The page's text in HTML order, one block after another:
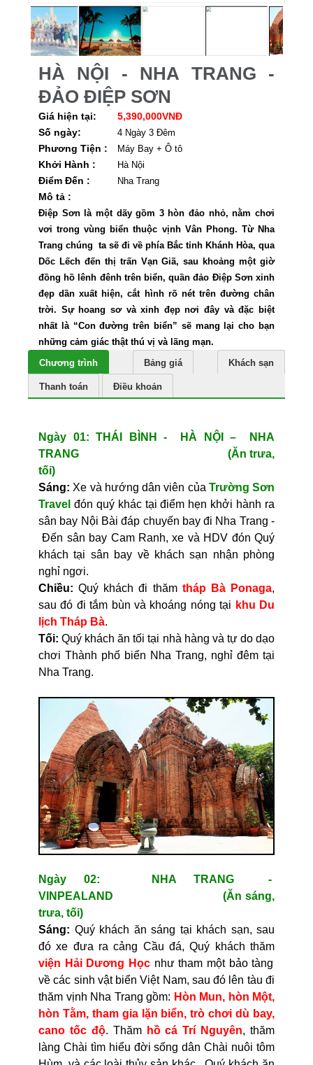
HÀ NỘI - NHA TRANG -
ĐẢO ĐIỆP SƠN
Giá hiện tại:
5,390,000VNĐ
Số ngày:
4 Ngày 3 Đêm
Phương Tiện : Máy Bay + Ô tô
Khởi Hành : Hà Nội
Điểm Đến : Nha Trang
Mô tả :
Điệp Sơn là một dãy gồm 3 hòn đảo nhỏ, nằm chơi
vơi trong vùng biển thuộc vịnh Vân Phong. Từ Nha
Trang chúng ta sẽ đi về phía Bắc tỉnh Khánh Hòa, qua
Dốc Lếch đến thị trấn Vạn Giã, sau khoảng một giờ
đồng hồ lênh đênh trên biển, quần đảo Điệp Sơn xinh
đẹp dần xuất hiện, cắt hình rõ nét trên đường chân
trời. Sự hoang sơ và xinh đẹp nơi đây và đặc biệt
nhất là “Con đường trên biển” sẽ mang lại cho bạn
những cảm giác thật thú vị và lãng mạn.
Chương trình
Bảng giá Khách sạn
Thanh toán Điều khoản
Ngày 01: THÁI BÌNH - HÀ NỘI – NHA
TRANG (Ăn trưa,
tối)
Sáng: Xe và hướng dân viên của Trường Sơn
Travel đón quý khác tại điểm hẹn khởi hành ra
sân bay Nội Bài đáp chuyến bay đi Nha Trang -
Đến sân bay Cam Ranh, xe và HDV đón Quý
khách tại sân bay về khách sạn nhận phòng
nghỉ ngơi.
Chiều: Quý khách đi thămtháp Bà Ponaga,
sau đó đi tắm bùn và khoáng nóng tại khu Du
lịch Tháp Bà.
Tối: Quý khách ăn tối tại nhà hàng và tự do dạo
chơi Thành phố biển Nha Trang, nghỉ đêm tại
Nha Trang.
Ngày 02: NHA TRANG -
VINPEALAND (Ăn sáng,
trưa, tối)
Sáng: Quý khách ăn sáng tại khách sạn, sau
đó xe đưa ra cảng Cầu đá, Quý khách thăm
viện Hải Dương Học như tham một bảo tàng
về các sinh vật biển Việt Nam, sau đó lên tàu đi
thăm vịnh Nha Trang gồm: Hòn Mun, hòn Một,
hòn Tằm, tham gia lặn biển, trò chơi dù bay,
cano tốc độ. Thăm hồ cá Trí Nguyên, thăm
làng Chài tìm hiểu đời sống dân Chài nuôi tôm